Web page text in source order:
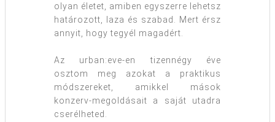
olyan életet, amiben egyszerre lehetsz
határozott, laza és szabad. Mert érsz
annyit, hogy tegyél magadért.
Az urban:eve-en tizennégy éve
osztom meg azokat a praktikus
módszereket, amikkel mások
konzerv-megoldásait a saját utadra
cserélheted.